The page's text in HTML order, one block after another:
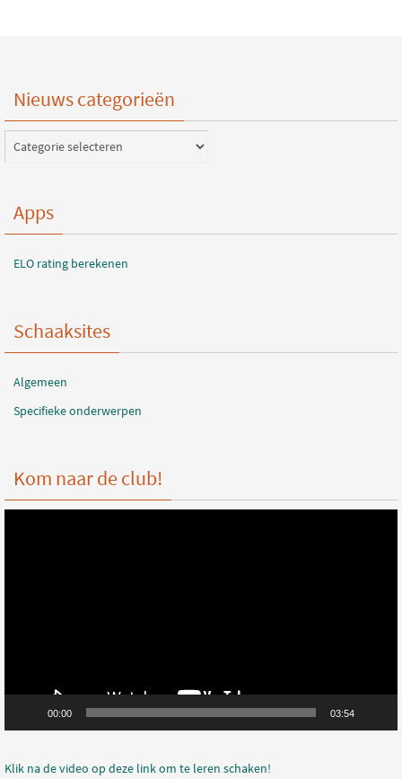
Nieuws categorieën
Nieuws
categorieën
Apps
ELO rating berekenen
Schaaksites
Algemeen
Specifieke onderwerpen
Kom naar de club!
00:00 03:54
Klik na de video op deze link om te leren schaken!